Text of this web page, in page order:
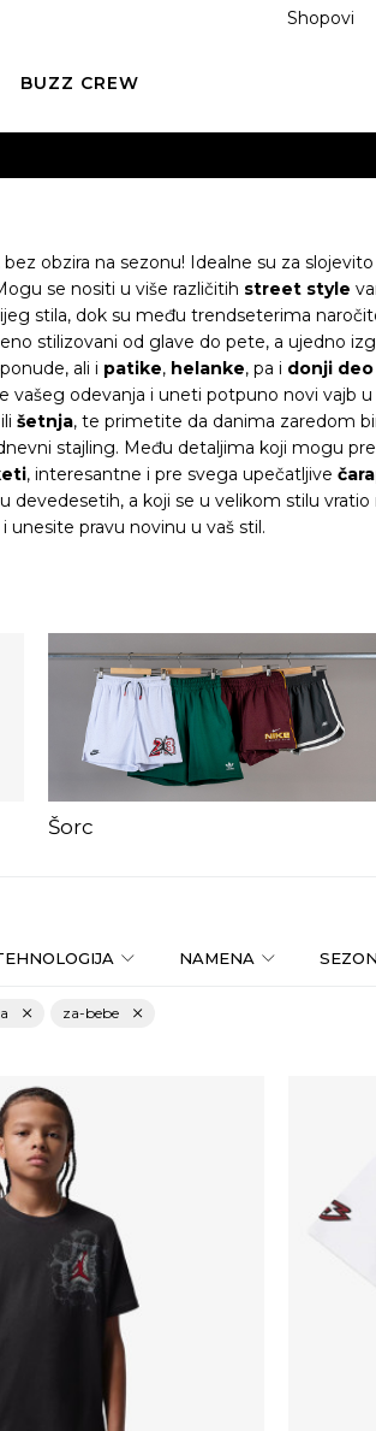
Shopovi
BUZZ CREW
kreditnim karticama POGLEDAJ VIŠE
011 422 1440
zabrane do 12 rata.
obzira na sezonu! Idealne su za
se nositi u više različitih street style
stila, dok su među trendseterima
stilizovani od glave do pete, a ujedno
ponude, ali i patike, helanke, pa i donji
odevanja i uneti potpuno novi vajb
ili šetnja, te primetite da danima zaredom
stajling. Među detaljima koji mogu
, interesantne i pre svega upečatljive
devedesetih, a koji se u velikom stilu
unesite pravu novinu u vaš stil.
Šorc
NAMENA
za-bebe